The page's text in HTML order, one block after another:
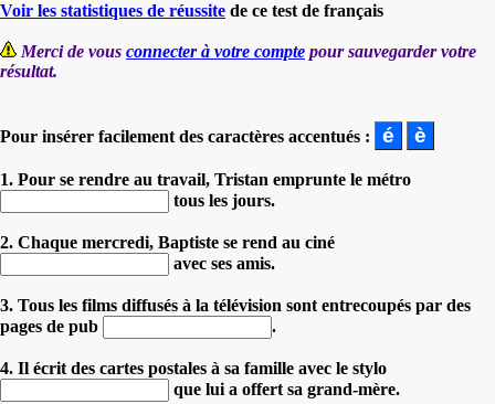
Voir les statistiques de réussite de ce test de français
Merci de vous connecter à votre compte pour sauvegarder votre
résultat.
Pour insérer facilement des caractères accentués :
1. Pour se rendre au travail, Tristan emprunte le métro
tous les jours.
2. Chaque mercredi, Baptiste se rend au ciné
avec ses amis.
3. Tous les films diffusés à la télévision sont entrecoupés par des
pages de pub
.
4. Il écrit des cartes postales à sa famille avec le stylo
que lui a offert sa grand-mère.